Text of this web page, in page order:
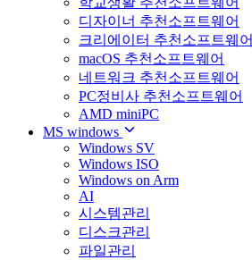
디자이너 추천소프트웨어
크리에이터 추천소프트웨어
macOS 추천소프트웨어
네트워크 추천소프트웨어
PC정비사 추천소프트웨어
AMD miniPC
MS windows
Windows SV
Windows ISO
Windows on Arm
AI
시스템관리
디스크관리
파일관리